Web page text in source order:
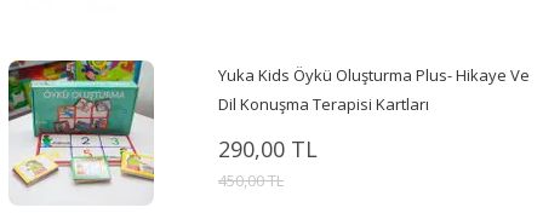
Yuka Kids Öykü Oluşturma Plus- Hikaye Ve
Dil Konuşma Terapisi Kartları
290,00 TL
450,00 TL